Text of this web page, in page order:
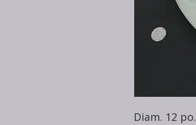
Diam. 12 po.